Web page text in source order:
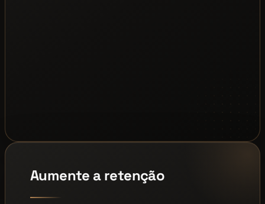
Aumente a retenção